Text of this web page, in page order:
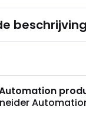
beschrijving